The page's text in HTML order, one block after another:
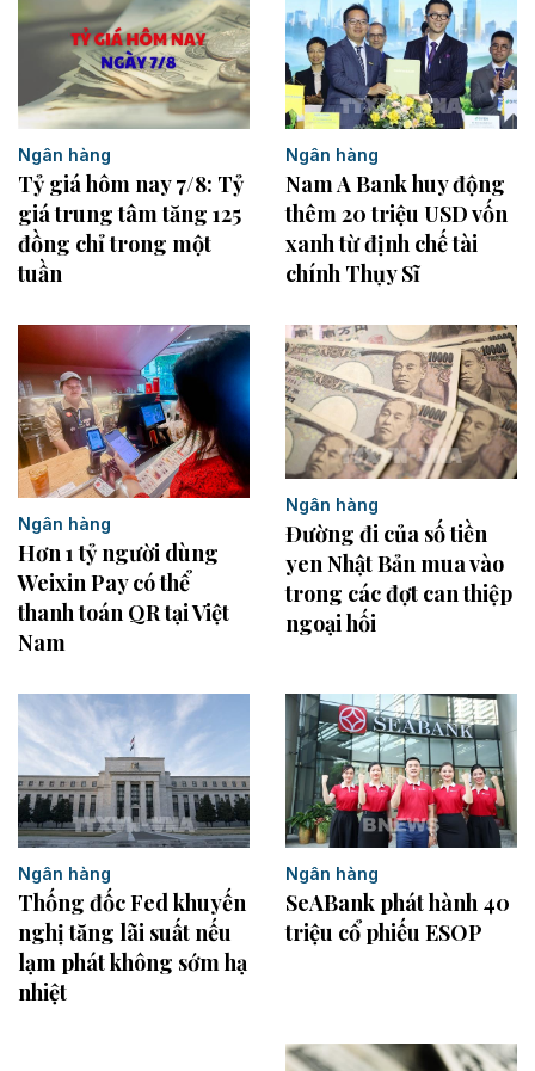
Ngân hàng
Tỷ giá hôm nay 7/8: Tỷ
giá trung tâm tăng 125
đồng chỉ trong một
tuần
Ngân hàng
Nam A Bank huy động
thêm 20 triệu USD vốn
xanh từ định chế tài
chính Thụy Sĩ
Ngân hàng
Hơn 1 tỷ người dùng
Weixin Pay có thể
thanh toán QR tại Việt
Nam
Ngân hàng
Đường đi của số tiền
yen Nhật Bản mua vào
trong các đợt can thiệp
ngoại hối
Ngân hàng
Thống đốc Fed khuyến
nghị tăng lãi suất nếu
lạm phát không sớm hạ
nhiệt
Ngân hàng
SeABank phát hành 40
triệu cổ phiếu ESOP